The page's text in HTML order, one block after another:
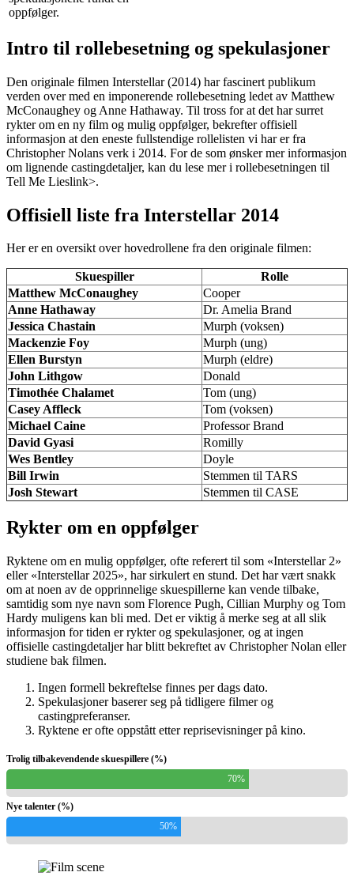
oppfølger.
Intro til rollebesetning og spekulasjoner
Den originale filmen Interstellar (2014) har fascinert publikum
verden over med en imponerende rollebesetning ledet av Matthew
McConaughey og Anne Hathaway. Til tross for at det har surret
rykter om en ny film og mulig oppfølger, bekrefter offisiell
informasjon at den eneste fullstendige rollelisten vi har er fra
Christopher Nolans verk i 2014. For de som ønsker mer informasjon
om lignende castingdetaljer, kan du lese mer i rollebesetningen til
Tell Me Lieslink>.
Offisiell liste fra Interstellar 2014
Her er en oversikt over hovedrollene fra den originale filmen:
Skuespiller
Rolle
Matthew McConaughey
Cooper
Anne Hathaway
Dr. Amelia Brand
Jessica Chastain
Murph (voksen)
Mackenzie Foy
Murph (ung)
Ellen Burstyn
Murph (eldre)
John Lithgow
Donald
Timothée Chalamet
Tom (ung)
Casey Affleck
Tom (voksen)
Michael Caine
Professor Brand
David Gyasi
Romilly
Wes Bentley
Doyle
Bill Irwin
Stemmen til TARS
Josh Stewart
Stemmen til CASE
Rykter om en oppfølger
Ryktene om en mulig oppfølger, ofte referert til som «Interstellar 2»
eller «Interstellar 2025», har sirkulert en stund. Det har vært snakk
om at noen av de opprinnelige skuespillerne kan vende tilbake,
samtidig som nye navn som Florence Pugh, Cillian Murphy og Tom
Hardy muligens kan bli med. Det er viktig å merke seg at all slik
informasjon for tiden er rykter og spekulasjoner, og at ingen
offisielle castingdetaljer har blitt bekreftet av Christopher Nolan eller
studiene bak filmen.
Ingen formell bekreftelse finnes per dags dato.
Spekulasjoner baserer seg på tidligere filmer og
castingpreferanser.
Ryktene er ofte oppstått etter reprisevisninger på kino.
Trolig tilbakevendende skuespillere (%)
70%
Nye talenter (%)
50%